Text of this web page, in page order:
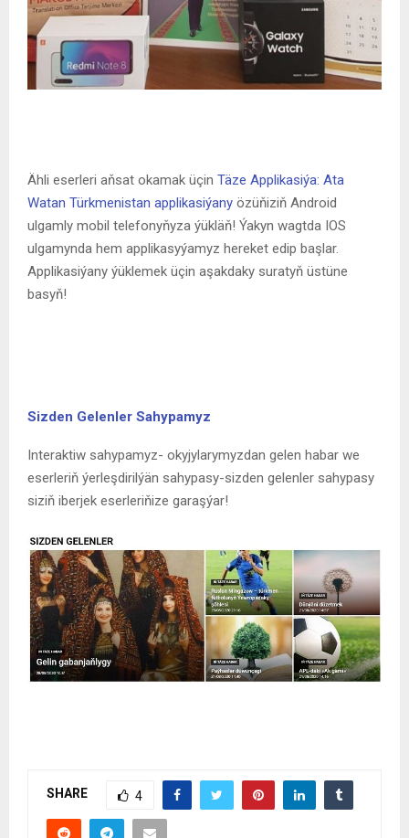
Ähli eserleri aňsat okamak üçin Täze Applikasiýa: Ata
Watan Türkmenistan applikasiýany özüňiziň Android
ulgamly mobil telefonyňyza ýükläň! Ýakyn wagtda IOS
ulgamynda hem applikasyýamyz hereket edip başlar.
Applikasiýany ýüklemek üçin aşakdaky suratyň üstüne
basyň!
Sizden Gelenler Sahypamyz
Interaktiw sahypamyz- okyjylarymyzdan gelen habar we
eserleriň ýerleşdirilýän sahypasy-sizden gelenler sahypasy
siziň iberjek eserleriňize garaşýar!
SHARE 4